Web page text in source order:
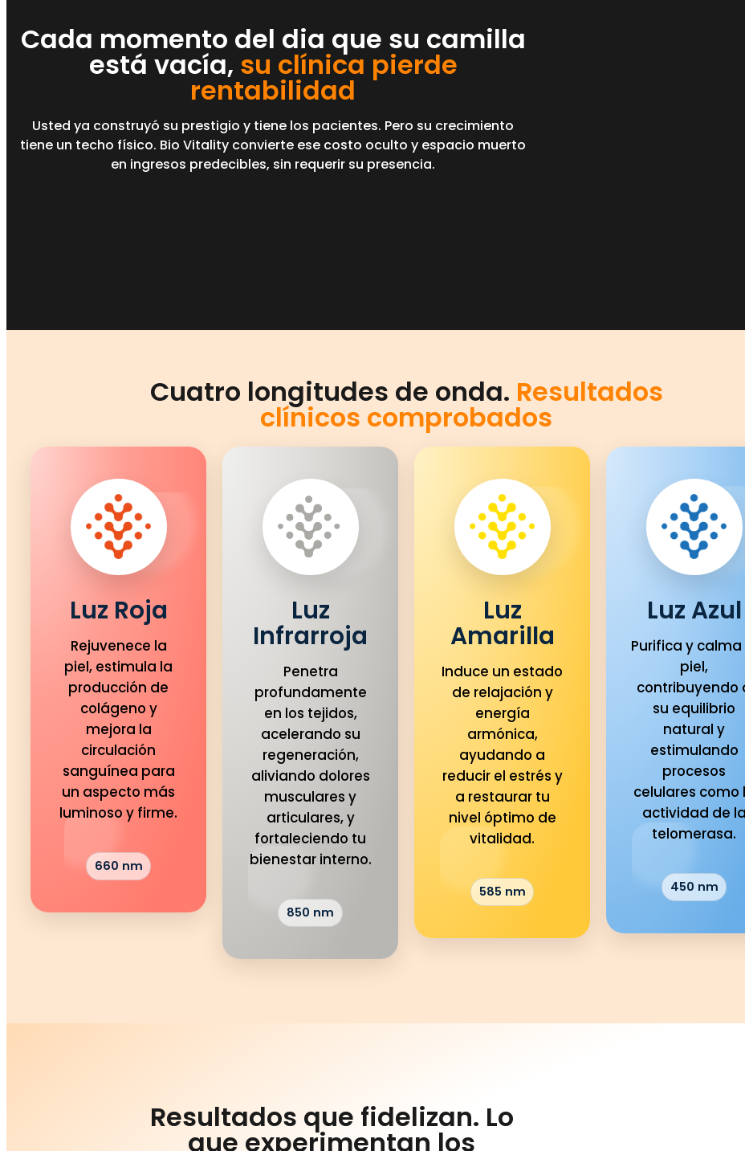
Cada momento del dia que su camilla
está vacía, su clínica pierde
rentabilidad
Usted ya construyó su prestigio y tiene los pacientes. Pero su crecimiento
tiene un techo físico. Bio Vitality convierte ese costo oculto y espacio muerto
en ingresos predecibles, sin requerir su presencia.
Cuatro longitudes de onda. Resultados
clínicos comprobados
Luz Roja
Rejuvenece la
piel, estimula la
producción de
colágeno y
mejora la
circulación
sanguínea para
un aspecto más
luminoso y firme.
660 nm
Luz
Infrarroja
Penetra
profundamente
en los tejidos,
acelerando su
regeneración,
aliviando dolores
musculares y
articulares, y
fortaleciendo tu
bienestar interno.
850 nm
Luz
Amarilla
Induce un estado
de relajación y
energía
armónica,
ayudando a
reducir el estrés y
a restaurar tu
nivel óptimo de
vitalidad.
585 nm
Luz Azul
Purifica y calma
piel,
contribuyendo
su equilibrio
natural y
estimulando
procesos
celulares como
actividad de la
telomerasa.
450 nm
Resultados que fidelizan. Lo
que experimentan los